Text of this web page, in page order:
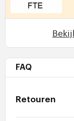
FAQ
Retouren